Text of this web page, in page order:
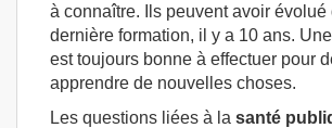
à connaître. Ils peuvent avoir évolué
dernière formation, il y a 10 ans.
est toujours bonne à effectuer pour
apprendre de nouvelles choses.
Les questions liées à la santé